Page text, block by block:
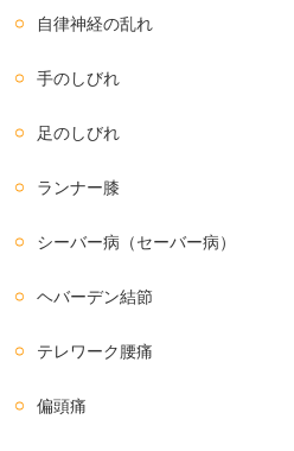
自律神経の乱れ
手のしびれ
足のしびれ
ランナー膝
シーバー病（セーバー病）
ヘバーデン結節
テレワーク腰痛
偏頭痛